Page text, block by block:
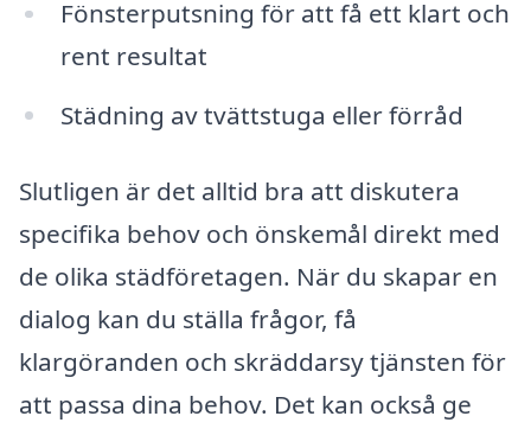
Fönsterputsning för att få ett klart och
rent resultat
Städning av tvättstuga eller förråd
Slutligen är det alltid bra att diskutera
specifika behov och önskemål direkt med
de olika städföretagen. När du skapar en
dialog kan du ställa frågor, få
klargöranden och skräddarsy tjänsten för
att passa dina behov. Det kan också ge